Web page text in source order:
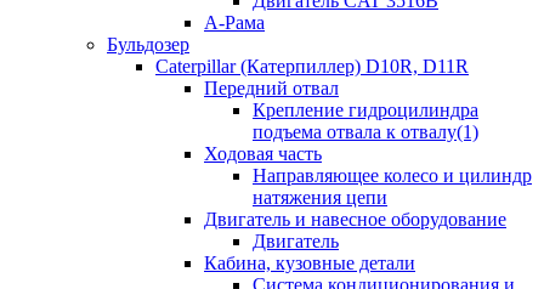
А-Рама
Бульдозер
Caterpillar (Катерпиллер) D10R, D11R
Передний отвал
Крепление гидроцилиндра
подъема отвала к отвалу(1)
Ходовая часть
Направляющее колесо и цилиндр
натяжения цепи
Двигатель и навесное оборудование
Двигатель
Кабина, кузовные детали
Система кондиционирования и